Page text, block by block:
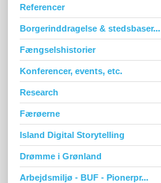
Referencer
Borgerinddragelse & stedsbaser...
Fængselshistorier
Konferencer, events, etc.
Research
Færøerne
Island Digital Storytelling
Drømme i Grønland
Arbejdsmiljø - BUF - Pionerpr...